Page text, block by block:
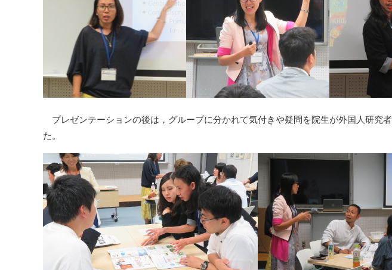
プレゼンテーションの後は，グループに分かれて気付きや疑問を院生が外国人研究
た。